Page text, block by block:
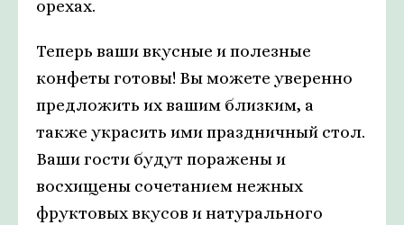
орехах.
Теперь ваши вкусные и полезные
конфеты готовы! Вы можете уверенно
предложить их вашим близким, а
также украсить ими праздничный стол.
Ваши гости будут поражены и
восхищены сочетанием нежных
фруктовых вкусов и натурального